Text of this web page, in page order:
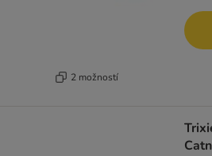
2 možností